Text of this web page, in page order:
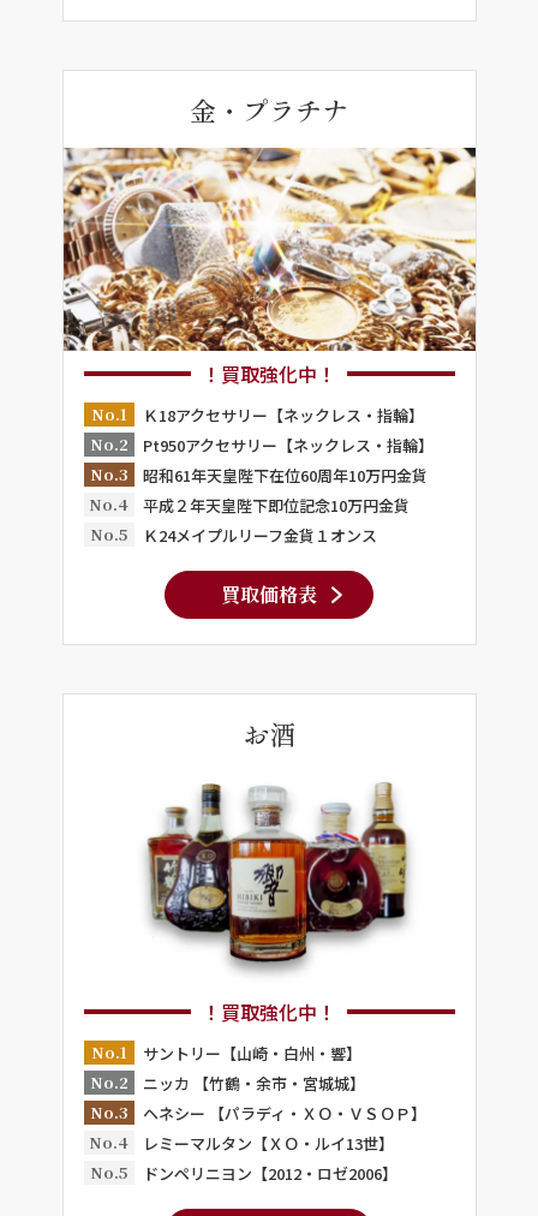
金・プラチナ
！買取強化中！
No.1
Ｋ18アクセサリー【ネックレス・指輪】
No.2
Pt950アクセサリー【ネックレス・指輪】
No.3
昭和61年天皇陛下在位60周年10万円金貨
No.4
平成２年天皇陛下即位記念10万円金貨
No.5
Ｋ24メイプルリーフ金貨１オンス
買取価格表
お酒
！買取強化中！
No.1
サントリー【山崎・白州・響】
No.2
ニッカ 【竹鶴・余市・宮城城】
No.3
ヘネシー 【パラディ・ＸＯ・ＶＳＯＰ】
No.4
レミーマルタン【ＸＯ・ルイ13世】
No.5
ドンペリニヨン【2012・ロゼ2006】